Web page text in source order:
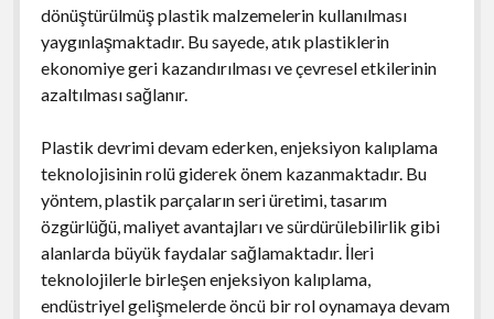
dönüştürülmüş plastik malzemelerin kullanılması
yaygınlaşmaktadır. Bu sayede, atık plastiklerin
ekonomiye geri kazandırılması ve çevresel etkilerinin
azaltılması sağlanır.
Plastik devrimi devam ederken, enjeksiyon kalıplama
teknolojisinin rolü giderek önem kazanmaktadır. Bu
yöntem, plastik parçaların seri üretimi, tasarım
özgürlüğü, maliyet avantajları ve sürdürülebilirlik gibi
alanlarda büyük faydalar sağlamaktadır. İleri
teknolojilerle birleşen enjeksiyon kalıplama,
endüstriyel gelişmelerde öncü bir rol oynamaya devam